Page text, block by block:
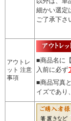
細かい選定
ご了承下さ
アウトレ
ット 注意
事項
■商品名に
入前に必ず
■商品写真
イズであり、